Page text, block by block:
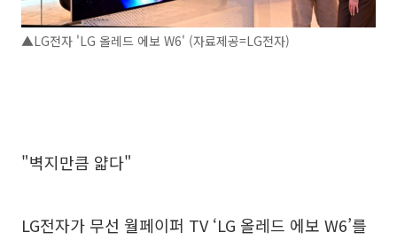
▲LG전자 'LG 올레드 에보 W6' (자료제공=LG전자)
"벽지만큼 얇다"
LG전자가 무선 월페이퍼 TV ‘LG 올레드 에보 W6’를